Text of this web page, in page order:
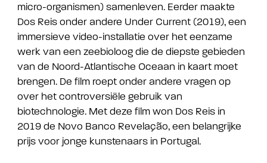
micro-organismen) samenleven. Eerder maakte
Dos Reis onder andere Under Current (2019), een
immersieve video-installatie over het eenzame
werk van een zeebioloog die de diepste gebieden
van de Noord-Atlantische Oceaan in kaart moet
brengen. De film roept onder andere vragen op
over het controversiële gebruik van
biotechnologie. Met deze film won Dos Reis in
2019 de Novo Banco Revelação, een belangrijke
prijs voor jonge kunstenaars in Portugal.